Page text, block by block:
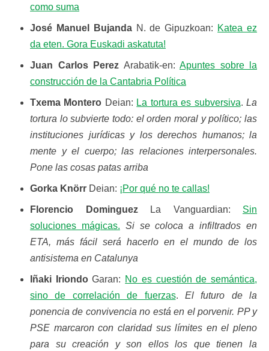
como suma
José Manuel BujandaN. de Gipuzkoan: Katea ez
da eten. Gora Euskadi askatuta!
Juan Carlos Perez Arabatik-en: Apuntes sobre la
construcción de la Cantabria Política
Txema Montero Deian: La tortura es subversiva. La
tortura lo subvierte todo: el orden moral y político; las
instituciones jurídicas y los derechos humanos; la
mente y el cuerpo; las relaciones interpersonales.
Pone las cosas patas arriba
Gorka Knörr Deian: ¡Por qué no te callas!
Florencio DominguezLa Vanguardian: Sin
soluciones mágicas. Si se coloca a infiltrados en
ETA, más fácil será hacerlo en el mundo de los
antisistema en Catalunya
Iñaki IriondoGaran: No es cuestión de semántica,
sino de correlación de fuerzas. El futuro de la
ponencia de convivencia no está en el porvenir. PP y
PSE marcaron con claridad sus límites en el pleno
para su creación y son ellos los que tienen la